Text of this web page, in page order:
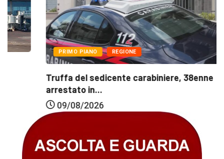
PRIMO PIANO REGIONE
Truffa del sedicente carabiniere, 38enne
arrestato in...
09/08/2026